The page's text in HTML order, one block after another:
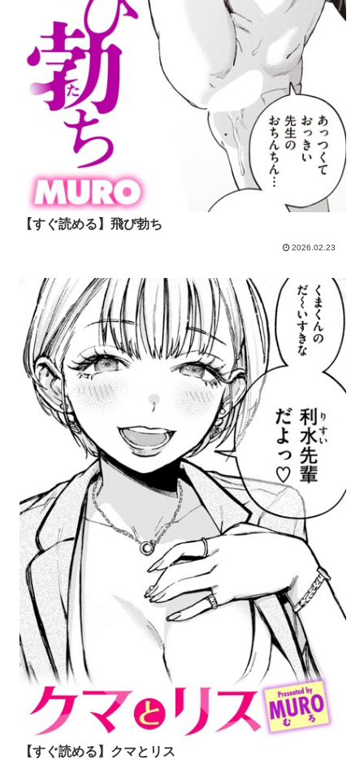
【すぐ読める】飛び勃ち
2026.02.23
【すぐ読める】クマとリス